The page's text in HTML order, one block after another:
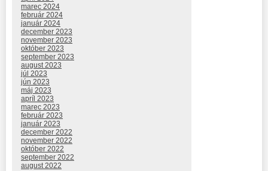
marec 2024
február 2024
január 2024
december 2023
november 2023
október 2023
september 2023
august 2023
júl 2023
jún 2023
máj 2023
apríl 2023
marec 2023
február 2023
január 2023
december 2022
november 2022
október 2022
september 2022
august 2022